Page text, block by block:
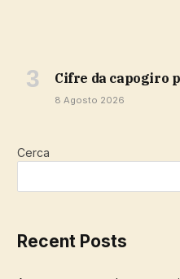
cifre da capogiro
8 Agosto 2026
Cerca
Recent Posts